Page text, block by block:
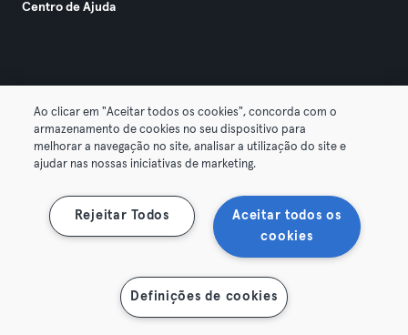
Centro de Ajuda
© 2026 Urban Sports Group GmbH. All rights reserved.
Termos & Condições Privacidade
Rescindir contratos aqui Cancelar contratos aqui
Ao clicar em "Aceitar todos os cookies", concorda com o
armazenamento de cookies no seu dispositivo para
melhorar a navegação no site, analisar a utilização do site e
ajudar nas nossas iniciativas de marketing.
Aceitar todos os
cookies
Rejeitar Todos
Definições de cookies